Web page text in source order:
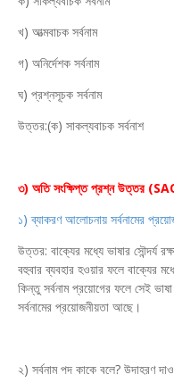
খ) আত্মবাচক সর্বনাম
গ) অনির্দেশক সর্বনাম
ঘ) প্রশ্নসূচক সর্বনাম
উত্তর:(ক) সাকল্যবাচক সর্বনাশ
৩) অতি সংক্ষিপ্ত প্রশ্ন উত্তর
১) ব্যাকরণ আলোচনায় সর্বনামের
উত্তর: বাক্যের মধ্যে ভাষার সৌন্দর্য
বহুবার ব্যবহার হওয়ার ফলে বাক্যের
কিন্তু সর্বনাম প্রয়োগের ফলে সেই
সর্বনামের প্রয়োজনীয়তা আছে।
২) সর্বনাম পদ কাকে বলে? উদাহরণ